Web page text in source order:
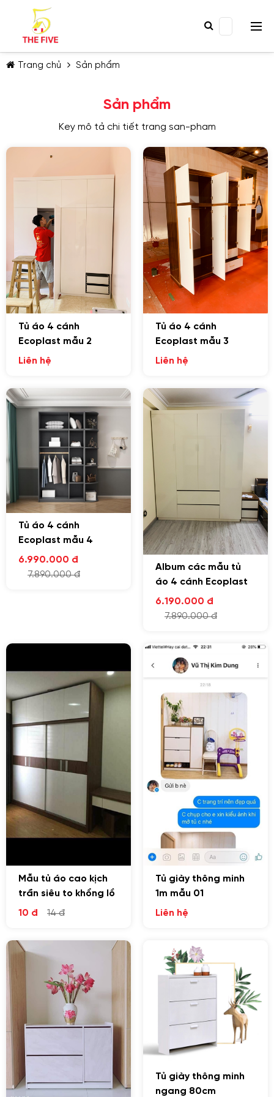
TIẾP TỤC MUA HÀNG
Trang chủ Sản phẩm
Sản phẩm
Key mô tả chi tiết trang san-pham
Tủ áo 4 cánh
Ecoplast mẫu 2
Liên hệ
Tủ áo 4 cánh
Ecoplast mẫu 3
Liên hệ
Tủ áo 4 cánh
Ecoplast mẫu 4
6.990.000 đ
7.890.000 đ
Album các mẫu tủ
áo 4 cánh Ecoplast
6.190.000 đ
7.890.000 đ
Mẫu tủ áo cao kịch
trần siêu to khổng lồ
10 đ
14 đ
Tủ giày thông minh
1m mẫu 01
Liên hệ
Tủ giày thông minh
ngang 80cm